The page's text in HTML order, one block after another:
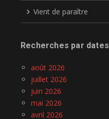
Vient de paraître
Recherches par dates
août 2026
juillet 2026
juin 2026
mai 2026
avril 2026